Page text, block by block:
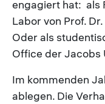
engagiert hat: als
Labor von Prof.
Oder als
Office der Jacobs
Im kommenden
ablegen. Die